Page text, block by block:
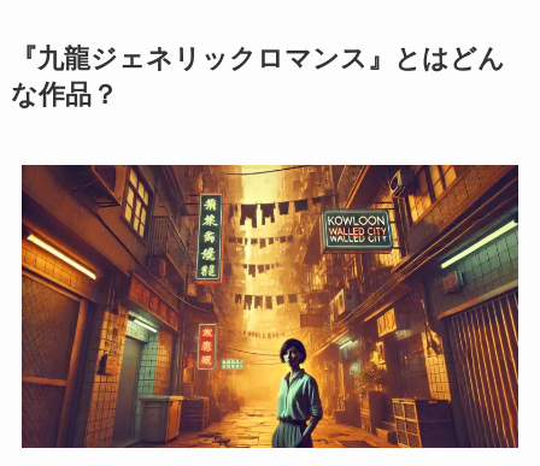
『九龍ジェネリックロマンス』とはどん
な作品？